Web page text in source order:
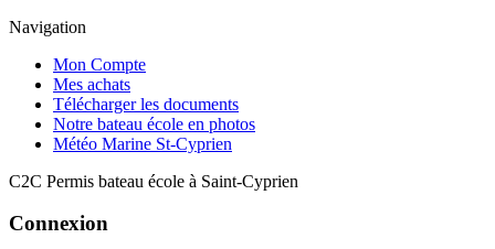
Navigation
Mon Compte
Mes achats
Télécharger les documents
Notre bateau école en photos
Météo Marine St-Cyprien
C2C Permis bateau école à Saint-Cyprien
Connexion